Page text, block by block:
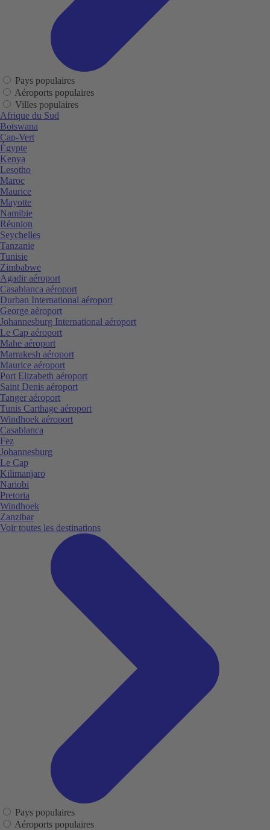
Pays populaires
Aéroports populaires
Villes populaires
Afrique du Sud
Botswana
Cap-Vert
Égypte
Kenya
Lesotho
Maroc
Maurice
Mayotte
Namibie
Réunion
Seychelles
Tanzanie
Tunisie
Zimbabwe
Agadir aéroport
Casablanca aéroport
Durban International aéroport
George aéroport
Johannesburg International aéroport
Le Cap aéroport
Mahe aéroport
Marrakesh aéroport
Maurice aéroport
Port Elizabeth aéroport
Saint Denis aéroport
Tanger aéroport
Tunis Carthage aéroport
Windhoek aéroport
Casablanca
Fez
Johannesburg
Le Cap
Kilimanjaro
Nariobi
Pretoria
Windhoek
Zanzibar
Voir toutes les destinations
Pays populaires
Aéroports populaires